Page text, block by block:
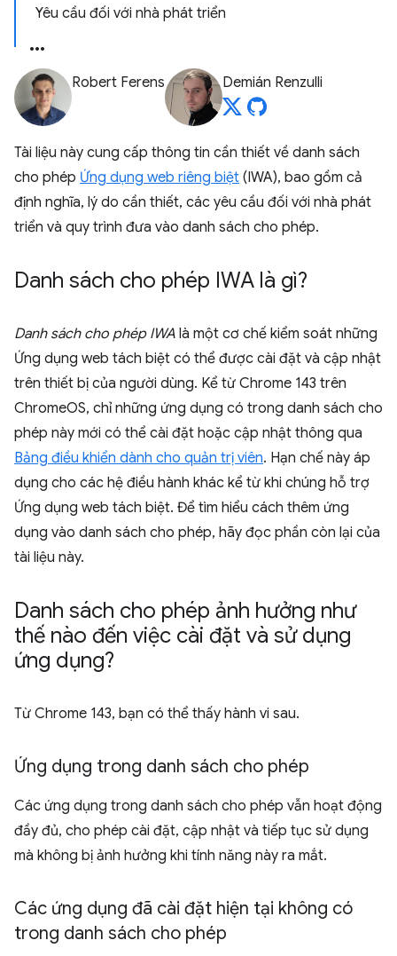
Yêu cầu đối với nhà phát triển
Robert Ferens Demián Renzulli
Tài liệu này cung cấp thông tin cần thiết về danh sách
cho phép Ứng dụng web riêng biệt (IWA), bao gồm cả
định nghĩa, lý do cần thiết, các yêu cầu đối với nhà phát
triển và quy trình đưa vào danh sách cho phép.
Danh sách cho phép IWA là gì?
Danh sách cho phép IWA là một cơ chế kiểm soát những
Ứng dụng web tách biệt có thể được cài đặt và cập nhật
trên thiết bị của người dùng. Kể từ Chrome 143 trên
ChromeOS, chỉ những ứng dụng có trong danh sách cho
phép này mới có thể cài đặt hoặc cập nhật thông qua
Bảng điều khiển dành cho quản trị viên. Hạn chế này áp
dụng cho các hệ điều hành khác kể từ khi chúng hỗ trợ
Ứng dụng web tách biệt. Để tìm hiểu cách thêm ứng
dụng vào danh sách cho phép, hãy đọc phần còn lại của
tài liệu này.
Danh sách cho phép ảnh hưởng như
thế nào đến việc cài đặt và sử dụng
ứng dụng?
Từ Chrome 143, bạn có thể thấy hành vi sau.
Ứng dụng trong danh sách cho phép
Các ứng dụng trong danh sách cho phép vẫn hoạt động
đầy đủ, cho phép cài đặt, cập nhật và tiếp tục sử dụng
mà không bị ảnh hưởng khi tính năng này ra mắt.
Các ứng dụng đã cài đặt hiện tại không có
trong danh sách cho phép